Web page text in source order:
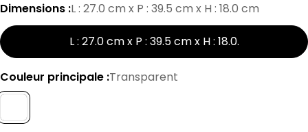
Dimensions :L : 27.0 cm x P : 39.5 cm x H : 18.0 cm
L : 27.0 cm x P : 39.5 cm x H : 18.0.
Couleur principale :Transparent